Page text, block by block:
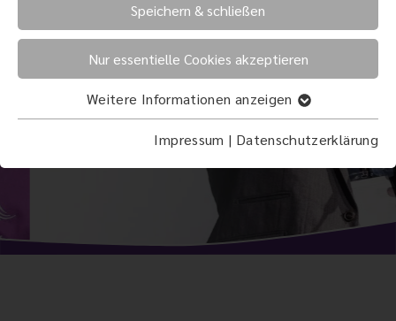
Speichern & schließen
Nur essentielle Cookies akzeptieren
Weitere Informationen anzeigen
Impressum | Datenschutzerklärung